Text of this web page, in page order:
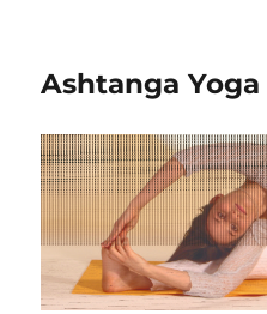
Ashtanga